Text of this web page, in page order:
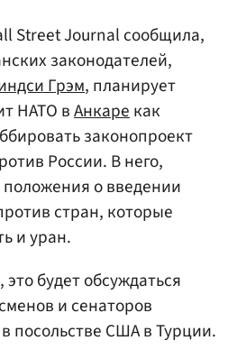
Street Journal сообщила,
законодателей,
Грэм, планирует
НАТО вАнкарекак
законопроект
России. В него,
положения о введении
стран, которые
и уран.
будет обсуждаться
и сенаторов
посольстве США в Турции.